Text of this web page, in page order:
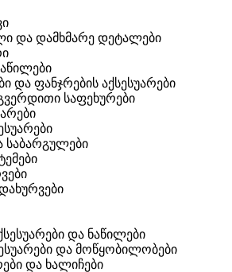
და დამხმარე დეტალები
და ფანჯრების აქსესუარები
საფეხურები
საბარგულები
და ნაწილები
და მოწყობილობები
და ხალიჩები